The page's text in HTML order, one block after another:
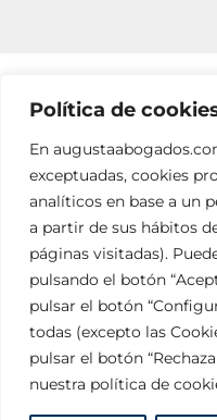
Política de
En
exceptuadas, cookies
analíticos en base a un
a partir de sus hábitos
páginas visitadas).
pulsando el botón
pulsar el botón
todas (excepto las
pulsar el botón
nuestra política de
SUSCRÍBETE A